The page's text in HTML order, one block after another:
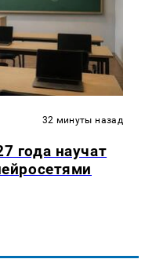
32 минуты назад
года научат